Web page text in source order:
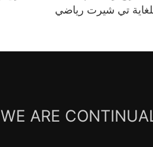
تي شيرت رياضي-
WE ARE